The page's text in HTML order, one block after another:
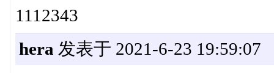
1112343
hera 发表于 2021-6-23 19:59:07